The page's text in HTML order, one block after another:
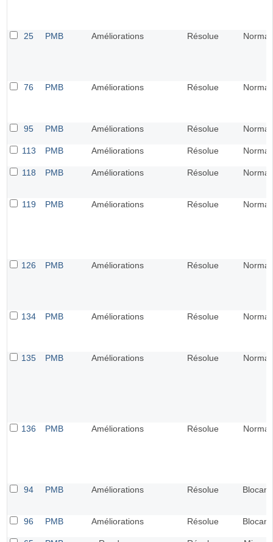
25 PMB Améliorations Résolue Normal
76 PMB Améliorations Résolue Normal
95 PMB Améliorations Résolue Normal
113 PMB Améliorations Résolue Normal
118 PMB Améliorations Résolue Normal
119 PMB Améliorations Résolue Normal
126 PMB Améliorations Résolue Normal
134 PMB Améliorations Résolue Normal
135 PMB Améliorations Résolue Normal
136 PMB Améliorations Résolue Normal
94 PMB Améliorations Résolue Blocant
96 PMB Améliorations Résolue Blocant